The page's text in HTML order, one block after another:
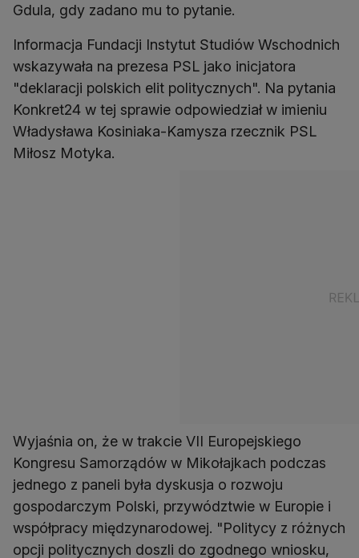
Gdula, gdy zadano mu to pytanie.
Informacja Fundacji Instytut Studiów Wschodnich
wskazywała na prezesa PSL jako inicjatora
"deklaracji polskich elit politycznych". Na pytania
Konkret24 w tej sprawie odpowiedział w imieniu
Władysława Kosiniaka-Kamysza rzecznik PSL
Miłosz Motyka.
Wyjaśnia on, że w trakcie VII Europejskiego
Kongresu Samorządów w Mikołajkach podczas
jednego z paneli była dyskusja o rozwoju
gospodarczym Polski, przywództwie w Europie i
współpracy międzynarodowej. "Politycy z różnych
opcji politycznych doszli do zgodnego wniosku,